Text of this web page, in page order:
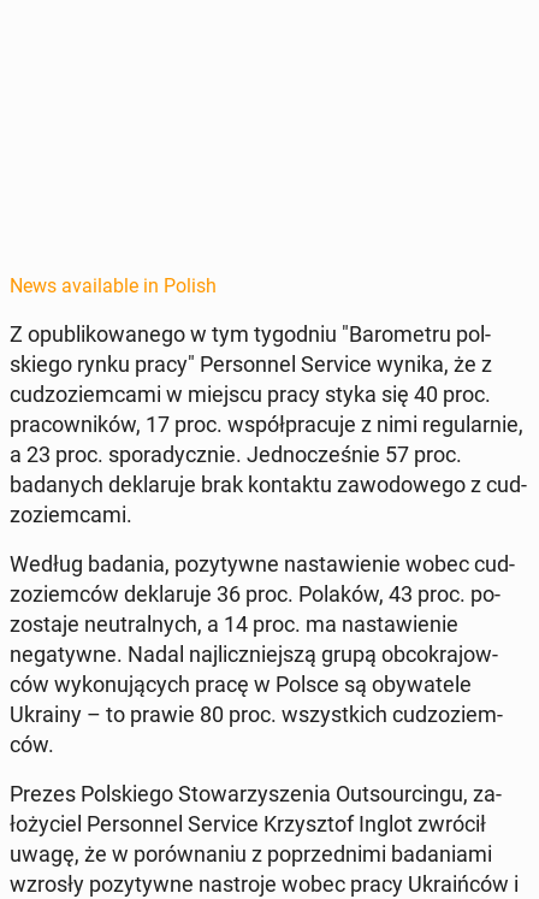
News available in Polish
Z op­ub­likowanego w tym ty­god­niu "Barometru pol­
skiego rynku pracy" Per­son­nel Service wynika, że z
cud­zoziem­ca­mi w miejscu pracy styka się 40 proc.
pra­cown­ików, 17 proc. współpracu­je z nimi reg­u­larnie,
a 23 proc. spo­rady­cznie. Jed­nocześnie 57 proc.
badanych deklaru­je brak kon­tak­tu za­wodowego z cud­
zoziem­ca­mi.
Według badania, pozy­ty­wne nastaw­ie­nie wobec cud­
zoziem­ców deklaru­je 36 proc. Polaków, 43 proc. po­
zosta­je neu­tral­nych, a 14 proc. ma nastaw­ie­nie
negaty­wne. Nadal na­jliczniejszą grupą ob­cokra­jow­
ców wykonu­ją­cych pracę w Polsce są oby­wa­tele
Ukrainy – to prawie 80 proc. wszys­t­kich cud­zoziem­
ców.
Prezes Pol­skiego Sto­warzyszenia Out­sourcin­gu, za­
łoży­ciel Per­son­nel Service Krzysztof Inglot zwrócił
uwagę, że w porów­na­niu z poprzed­ni­mi bada­ni­a­mi
wzrosły pozy­ty­wne nas­tro­je wobec pracy Ukraińców i